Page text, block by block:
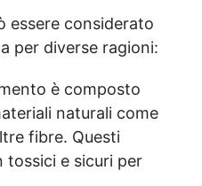
essere considerato
per diverse ragioni:
è composto
naturali come
fibre. Questi
tossici e sicuri per